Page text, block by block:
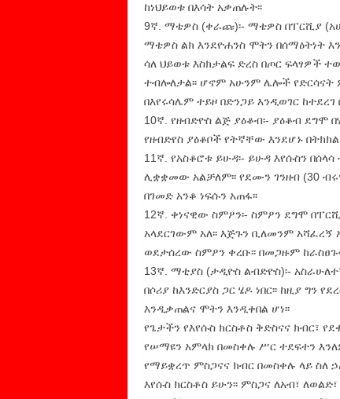
ከነህይወቱ በእሳት አቃጠሉት፡፡
9ኛ. ማቴዎስ (ቀራጩ)፡- ማቴዎስ በፐርሺያ
ማቴዎስ ልክ እንደዮሐንስ ሞትን በሰማዕትነት
ሳለ ህይወቱ እስክታልፍ ድረስ በጦር ፍላፃዎች
ተብሎለታል፡፡ ሆኖም አሁንም ሌሎች
በእየሩሳሌም ተይዞ በድንጋይ እንዲወገር
10ኛ. የዘብድዮስ ልጅ ያዕቆብ፡- ያዕቆብ ደግሞ
የዘብድየስ ያዕቆቦች የትኛቸው እንደሆኑ
11ኛ. የአስቆሮቱ ይሁዳ፡- ይሁዳ እየሱስን
ሊቋቋመው አልቻለም፡፡ የደሙን ገንዘብ (30
በገመድ አንቆ ነፍሱን አጠፋ፡፡
12ኛ. ቀነናዊው ስምዖን፡- ስምዖን ደግሞ
አላደርገውም አለ፡፡ እጅጉን ቢለመንም
ወደታሰረው ስምዖን ቀረቡ፡፡ በመጋዙም
13ኛ. ማቲያስ (ታዲዮስ ልብድዮስ)፡-
በሶሪያ ከእንድርያስ ጋር ሄዶ ነበር፡፡ ከዚያ ግን
እንዲቃጠልና ሞትን እንዲቀበል ሆነ፡፡
የጌታችን የእየሱስ ክርስቶስ ቅድስናና ክብር፣
የሠማዩን አምላክ በመስቀሉ ሥር ተደፍተን
የማይቋረጥ ምስጋናና ክብር በመስቀሉ ላይ ስለ
እየሱስ ክርስቶስ ይሁን፡፡ ምስጋና ለአብ፣